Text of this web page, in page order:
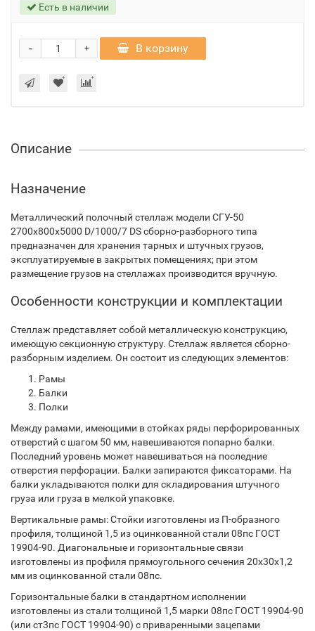
Есть в наличии
+
- В корзину
Описание
Назначение
Металлический полочный стеллаж модели СГУ-50
2700х800х5000 D/1000/7 DS сборно-разборного типа
предназначен для хранения тарных и штучных грузов,
эксплуатируемые в закрытых помещениях; при этом
размещение грузов на стеллажах производится вручную.
Особенности конструкции и комплектации
Стеллаж представляет собой металлическую конструкцию,
имеющую секционную структуру. Стеллаж является сборно-
разборным изделием. Он состоит из следующих элементов:
Рамы
Балки
Полки
Между рамами, имеющими в стойках ряды перфорированных
отверстий с шагом 50 мм, навешиваются попарно балки.
Последний уровень может навешиваться на последние
отверстия перфорации. Балки запираются фиксаторами. На
балки укладываются полки для складирования штучного
груза или груза в мелкой упаковке.
Вертикальные рамы: Стойки изготовлены из П-образного
профиля, толщиной 1,5 из оцинкованной стали 08пс ГОСТ
19904-90. Диагональные и горизонтальные связи
изготовлены из профиля прямоугольного сечения 20х30х1,2
мм из оцинкованной стали 08пс.
Горизонтальные балки в стандартном исполнении
изготовлены из стали толщиной 1,5 марки 08пс ГОСТ 19904-90
(или ст3пс ГОСТ 19904-90) с приваренными зацепами